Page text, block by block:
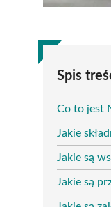
Spis
Co to jest
Jakie
Jakie są
Jakie są